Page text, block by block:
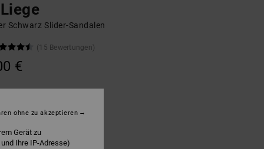
Schwarz Slider-Sandalen
(15 Bewertungen)
€
Gerät zu
Ihre IP-Adresse)
ohne zu akzeptieren